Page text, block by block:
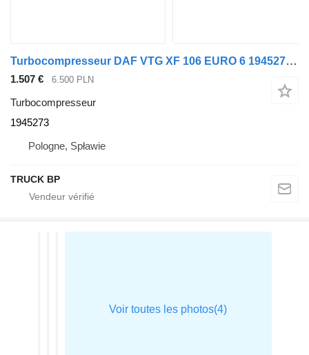
Turbocompresseur DAF VTG XF 106 EURO 6 1945273 pour tracteur routier DAF XF 106 EURO 6
1.507 € 6.500 PLN
Turbocompresseur
1945273
Pologne, Spławie
TRUCK BP